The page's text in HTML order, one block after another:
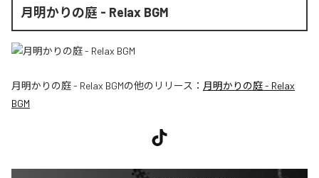
月明かりの庭 - Relax BGM
月明かりの庭 - Relax BGMの他のリリース： 月明かりの庭 - Relax
BGM